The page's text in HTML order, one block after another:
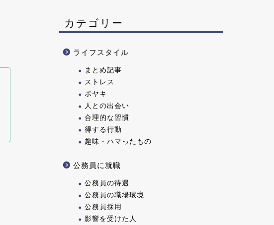
カテゴリー
ライフスタイル
まとめ記事
ストレス
ボヤキ
人との出会い
合理的な習慣
得する行動
趣味・ハマったもの
公務員に就職
公務員の待遇
公務員の職場環境
公務員採用
影響を受けた人